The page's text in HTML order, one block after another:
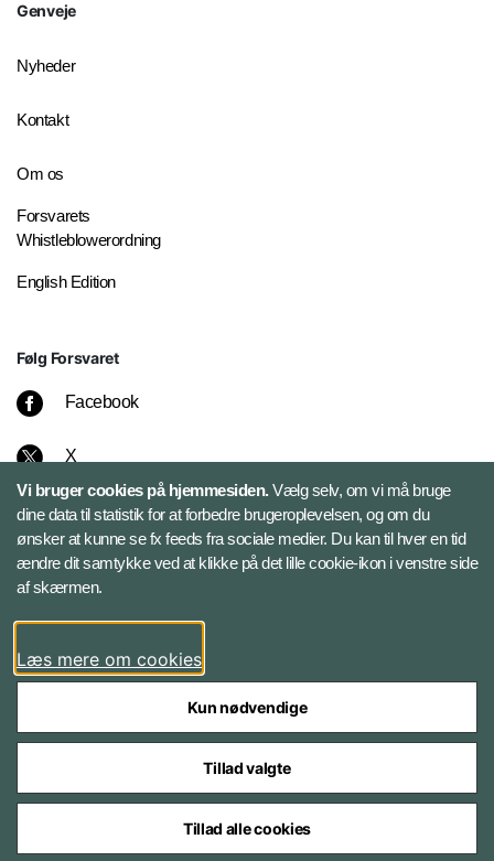
Genveje
Nyheder
Kontakt
Om os
Forsvarets
Whistleblowerordning
English Edition
Følg Forsvaret
Facebook
X
Instagram
Bluesky
LinkedIn
Styrelser og myndigheder under Forsvarsministeriet
Vi bruger cookies på hjemmesiden.Vælg selv, om vi må bruge
dine data til statistik for at forbedre brugeroplevelsen, og om du
ønsker at kunne se fx feeds fra sociale medier. Du kan til hver en tid
ændre dit samtykke ved at klikke på det lille cookie-ikon i venstre side
af skærmen.
Læs mere om cookies
Kun nødvendige
Tillad valgte
Tillad alle cookies